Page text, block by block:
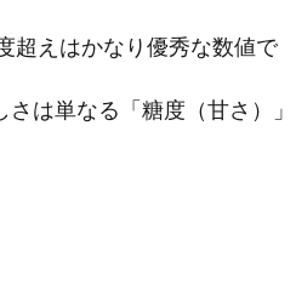
超えはかなり優秀な数値で
は単なる「糖度（甘さ）」